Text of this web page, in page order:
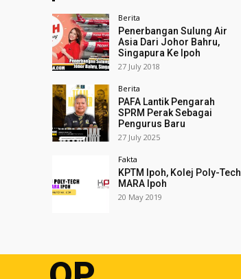
Berita
Penerbangan Sulung Air
Asia Dari Johor Bahru,
Singapura Ke Ipoh
27 July 2018
Berita
PAFA Lantik Pengarah
SPRM Perak Sebagai
Pengurus Baru
27 July 2025
Fakta
KPTM Ipoh, Kolej Poly-Tech
MARA Ipoh
20 May 2019